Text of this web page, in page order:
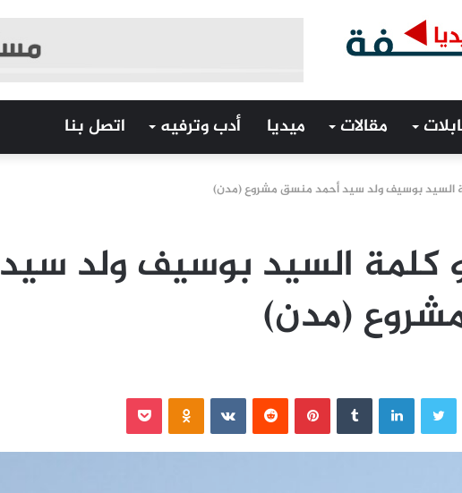
مقالات ميديا أدب وترفيه اتصل بنا
السيد بوسيف ولد سيد أحمد منسق مشروع (مدن)
كلمة السيد بوسيف ولد سيد
(مدن)
فيسبوك لينكدإن بينتيريست